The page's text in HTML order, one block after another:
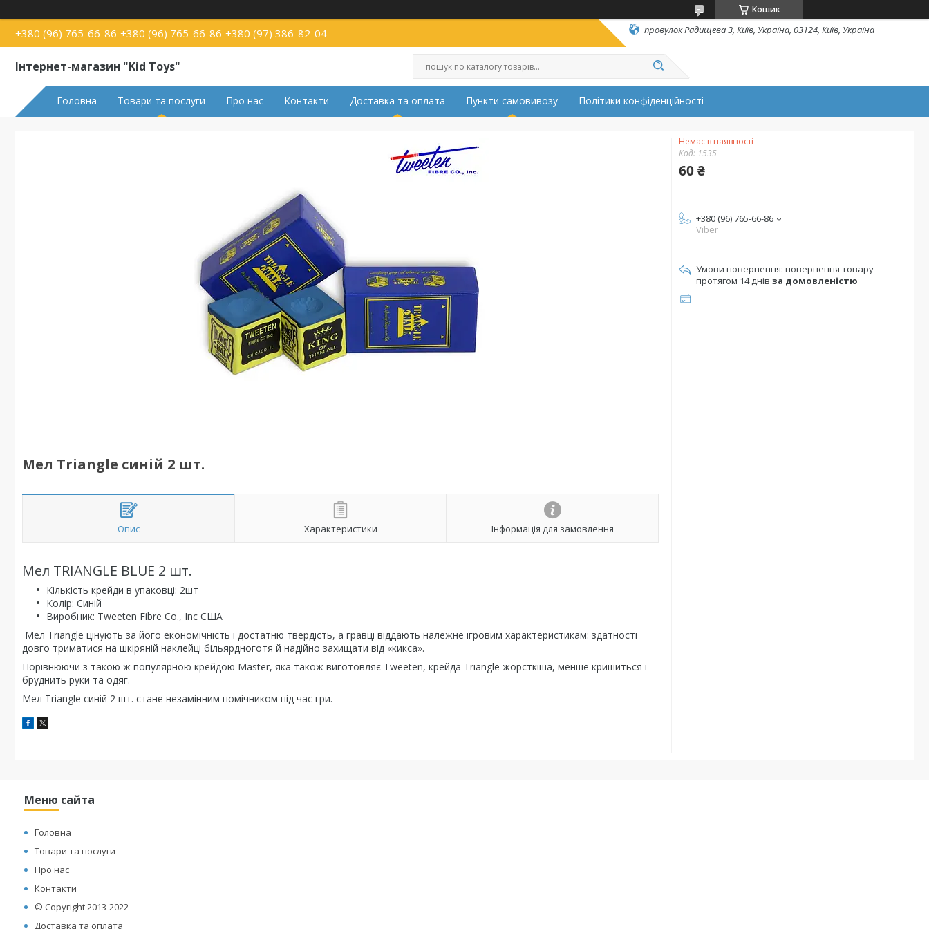
Кошик
+380 (96) 765-66-86 +380 (96) 765-66-86 +380 (97) 386-82-04 провулок Радищева 3, Київ, Україна, 03124, Київ, Україна
Інтернет-магазин "Kid Toys"
Головна Товари та послуги Про нас Контакти Доставка та оплата Пункти самовивозу Політики конфіденційності
Мел Triangle синій 2 шт.
Опис Характеристики Інформація для замовлення
Мел TRIANGLE BLUE 2 шт.
Кількість крейди в упаковці: 2шт
Колір: Синій
Виробник: Tweeten Fibre Co., Inc США
Мел Triangle цінують за його економічність і достатню твердість, а гравці віддають належне ігровим характеристикам: здатності
довго триматися на шкіряній наклейці більярдноготя й надійно захищати від «кикса».
Порівнюючи з такою ж популярною крейдою Master, яка також виготовляє Tweeten, крейда Triangle жорсткіша, менше кришиться і
бруднить руки та одяг.
Мел Triangle синій 2 шт. стане незамінним помічником під час гри.
Немає в наявності
Код: 1535
60 ₴
+380 (96) 765-66-86
Viber
повернення товару
протягом 14 днів за домовленістю
Меню сайта
Головна
Товари та послуги
Про нас
Контакти
© Copyright 2013-2022
Доставка та оплата